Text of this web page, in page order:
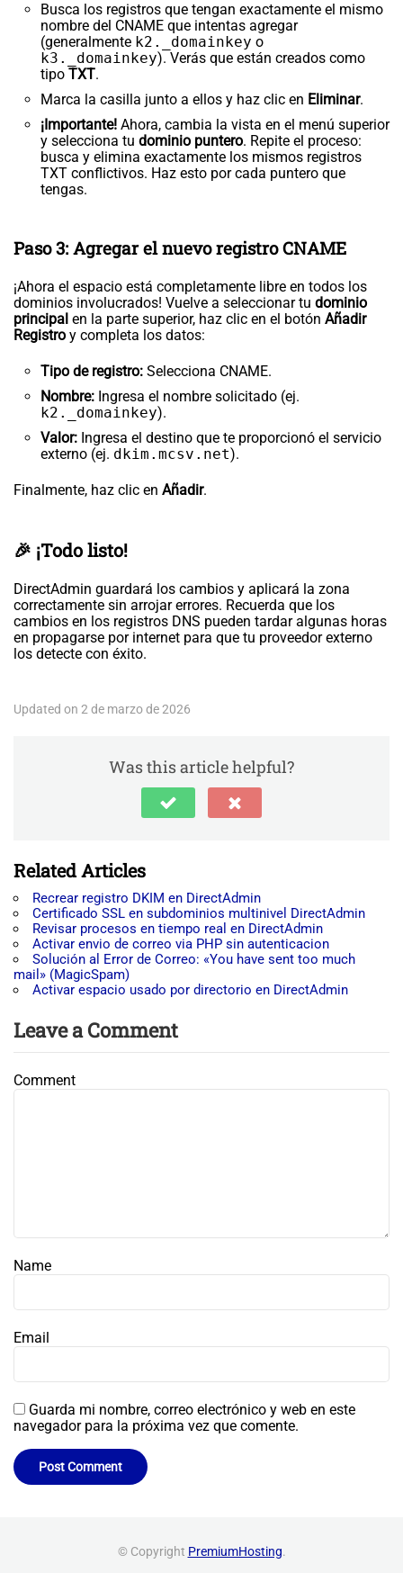
Busca los registros que tengan exactamente el mismo
nombre del CNAME que intentas agregar
(generalmente k2._domainkey o
k3._domainkey). Verás que están creados como
tipo TXT.
Marca la casilla junto a ellos y haz clic en Eliminar.
¡Importante! Ahora, cambia la vista en el menú superior
y selecciona tu dominio puntero. Repite el proceso:
busca y elimina exactamente los mismos registros
TXT conflictivos. Haz esto por cada puntero que
tengas.
Paso 3: Agregar el nuevo registro CNAME
¡Ahora el espacio está completamente libre en todos los
dominios involucrados! Vuelve a seleccionar tu dominio
principal en la parte superior, haz clic en el botón Añadir
Registro y completa los datos:
Tipo de registro: Selecciona CNAME.
Nombre: Ingresa el nombre solicitado (ej.
k2._domainkey).
Valor: Ingresa el destino que te proporcionó el servicio
externo (ej. dkim.mcsv.net).
Finalmente, haz clic en Añadir.
🎉 ¡Todo listo!
DirectAdmin guardará los cambios y aplicará la zona
correctamente sin arrojar errores. Recuerda que los
cambios en los registros DNS pueden tardar algunas horas
en propagarse por internet para que tu proveedor externo
los detecte con éxito.
Updated on 2 de marzo de 2026
Was this article helpful?
Related Articles
Recrear registro DKIM en DirectAdmin
Certificado SSL en subdominios multinivel DirectAdmin
Revisar procesos en tiempo real en DirectAdmin
Activar envio de correo via PHP sin autenticacion
Solución al Error de Correo: «You have sent too much
mail» (MagicSpam)
Activar espacio usado por directorio en DirectAdmin
Leave a Comment
Comment
Name
Email
Guarda mi nombre, correo electrónico y web en este
navegador para la próxima vez que comente.
© Copyright PremiumHosting.